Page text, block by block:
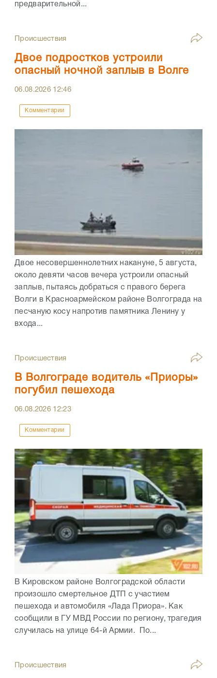
предварительной...
Происшествия
Двое подростков устроили
опасный ночной заплыв в Волге
06.08.2026 12:46
Комментарии
Двое несовершеннолетних накануне, 5 августа,
около девяти часов вечера устроили опасный
заплыв, пытаясь добраться с правого берега
Волги в Красноармейском районе Волгограда на
песчаную косу напротив памятника Ленину у
входа...
Происшествия
В Волгограде водитель «Приоры»
погубил пешехода
06.08.2026 12:23
Комментарии
В Кировском районе Волгоградской области
произошло смертельное ДТП с участием
пешехода и автомобиля «Лада Приора». Как
сообщили в ГУ МВД России по региону, трагедия
случилась на улице 64-й Армии. По...
Происшествия